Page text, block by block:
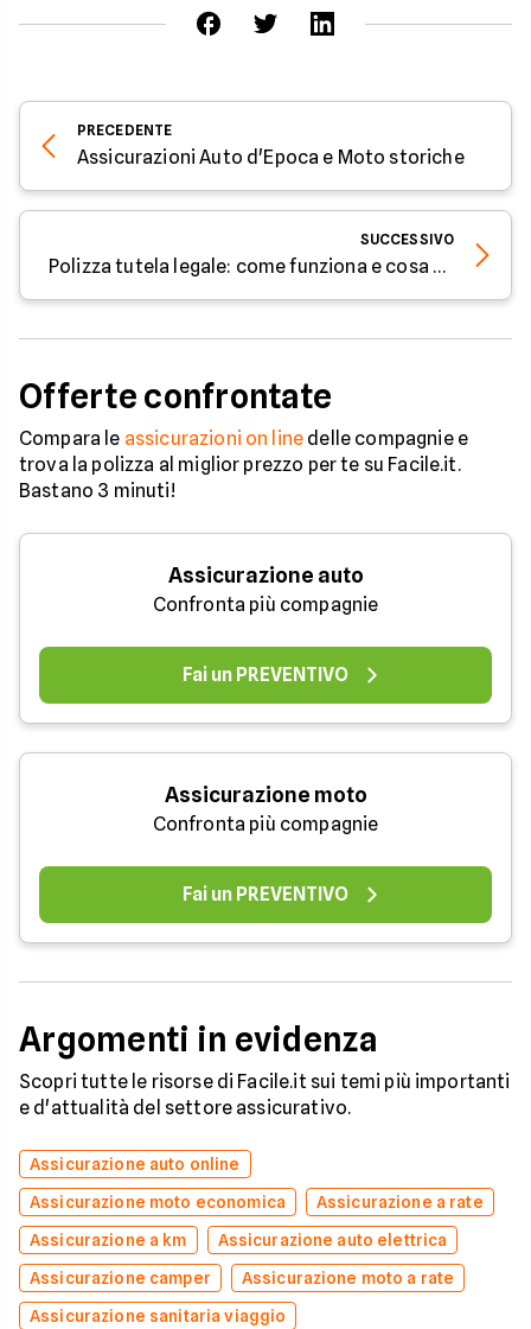
PRECEDENTE
Assicurazioni Auto d'Epoca e Moto storiche
SUCCESSIVO
Polizza tutela legale: come funziona e cosa copre
Offerte confrontate
Compara le assicurazioni on line delle compagnie e
trova la polizza al miglior prezzo per te su Facile.it.
Bastano 3 minuti!
Assicurazione auto
Confronta più compagnie
Fai un PREVENTIVO
Assicurazione moto
Confronta più compagnie
Fai un PREVENTIVO
Argomenti in evidenza
Scopri tutte le risorse di Facile.it sui temi più importanti
e d'attualità del settore assicurativo.
Assicurazione auto online
Assicurazione moto economica
Assicurazione a rate
Assicurazione a km
Assicurazione auto elettrica
Assicurazione camper
Assicurazione moto a rate
Assicurazione sanitaria viaggio